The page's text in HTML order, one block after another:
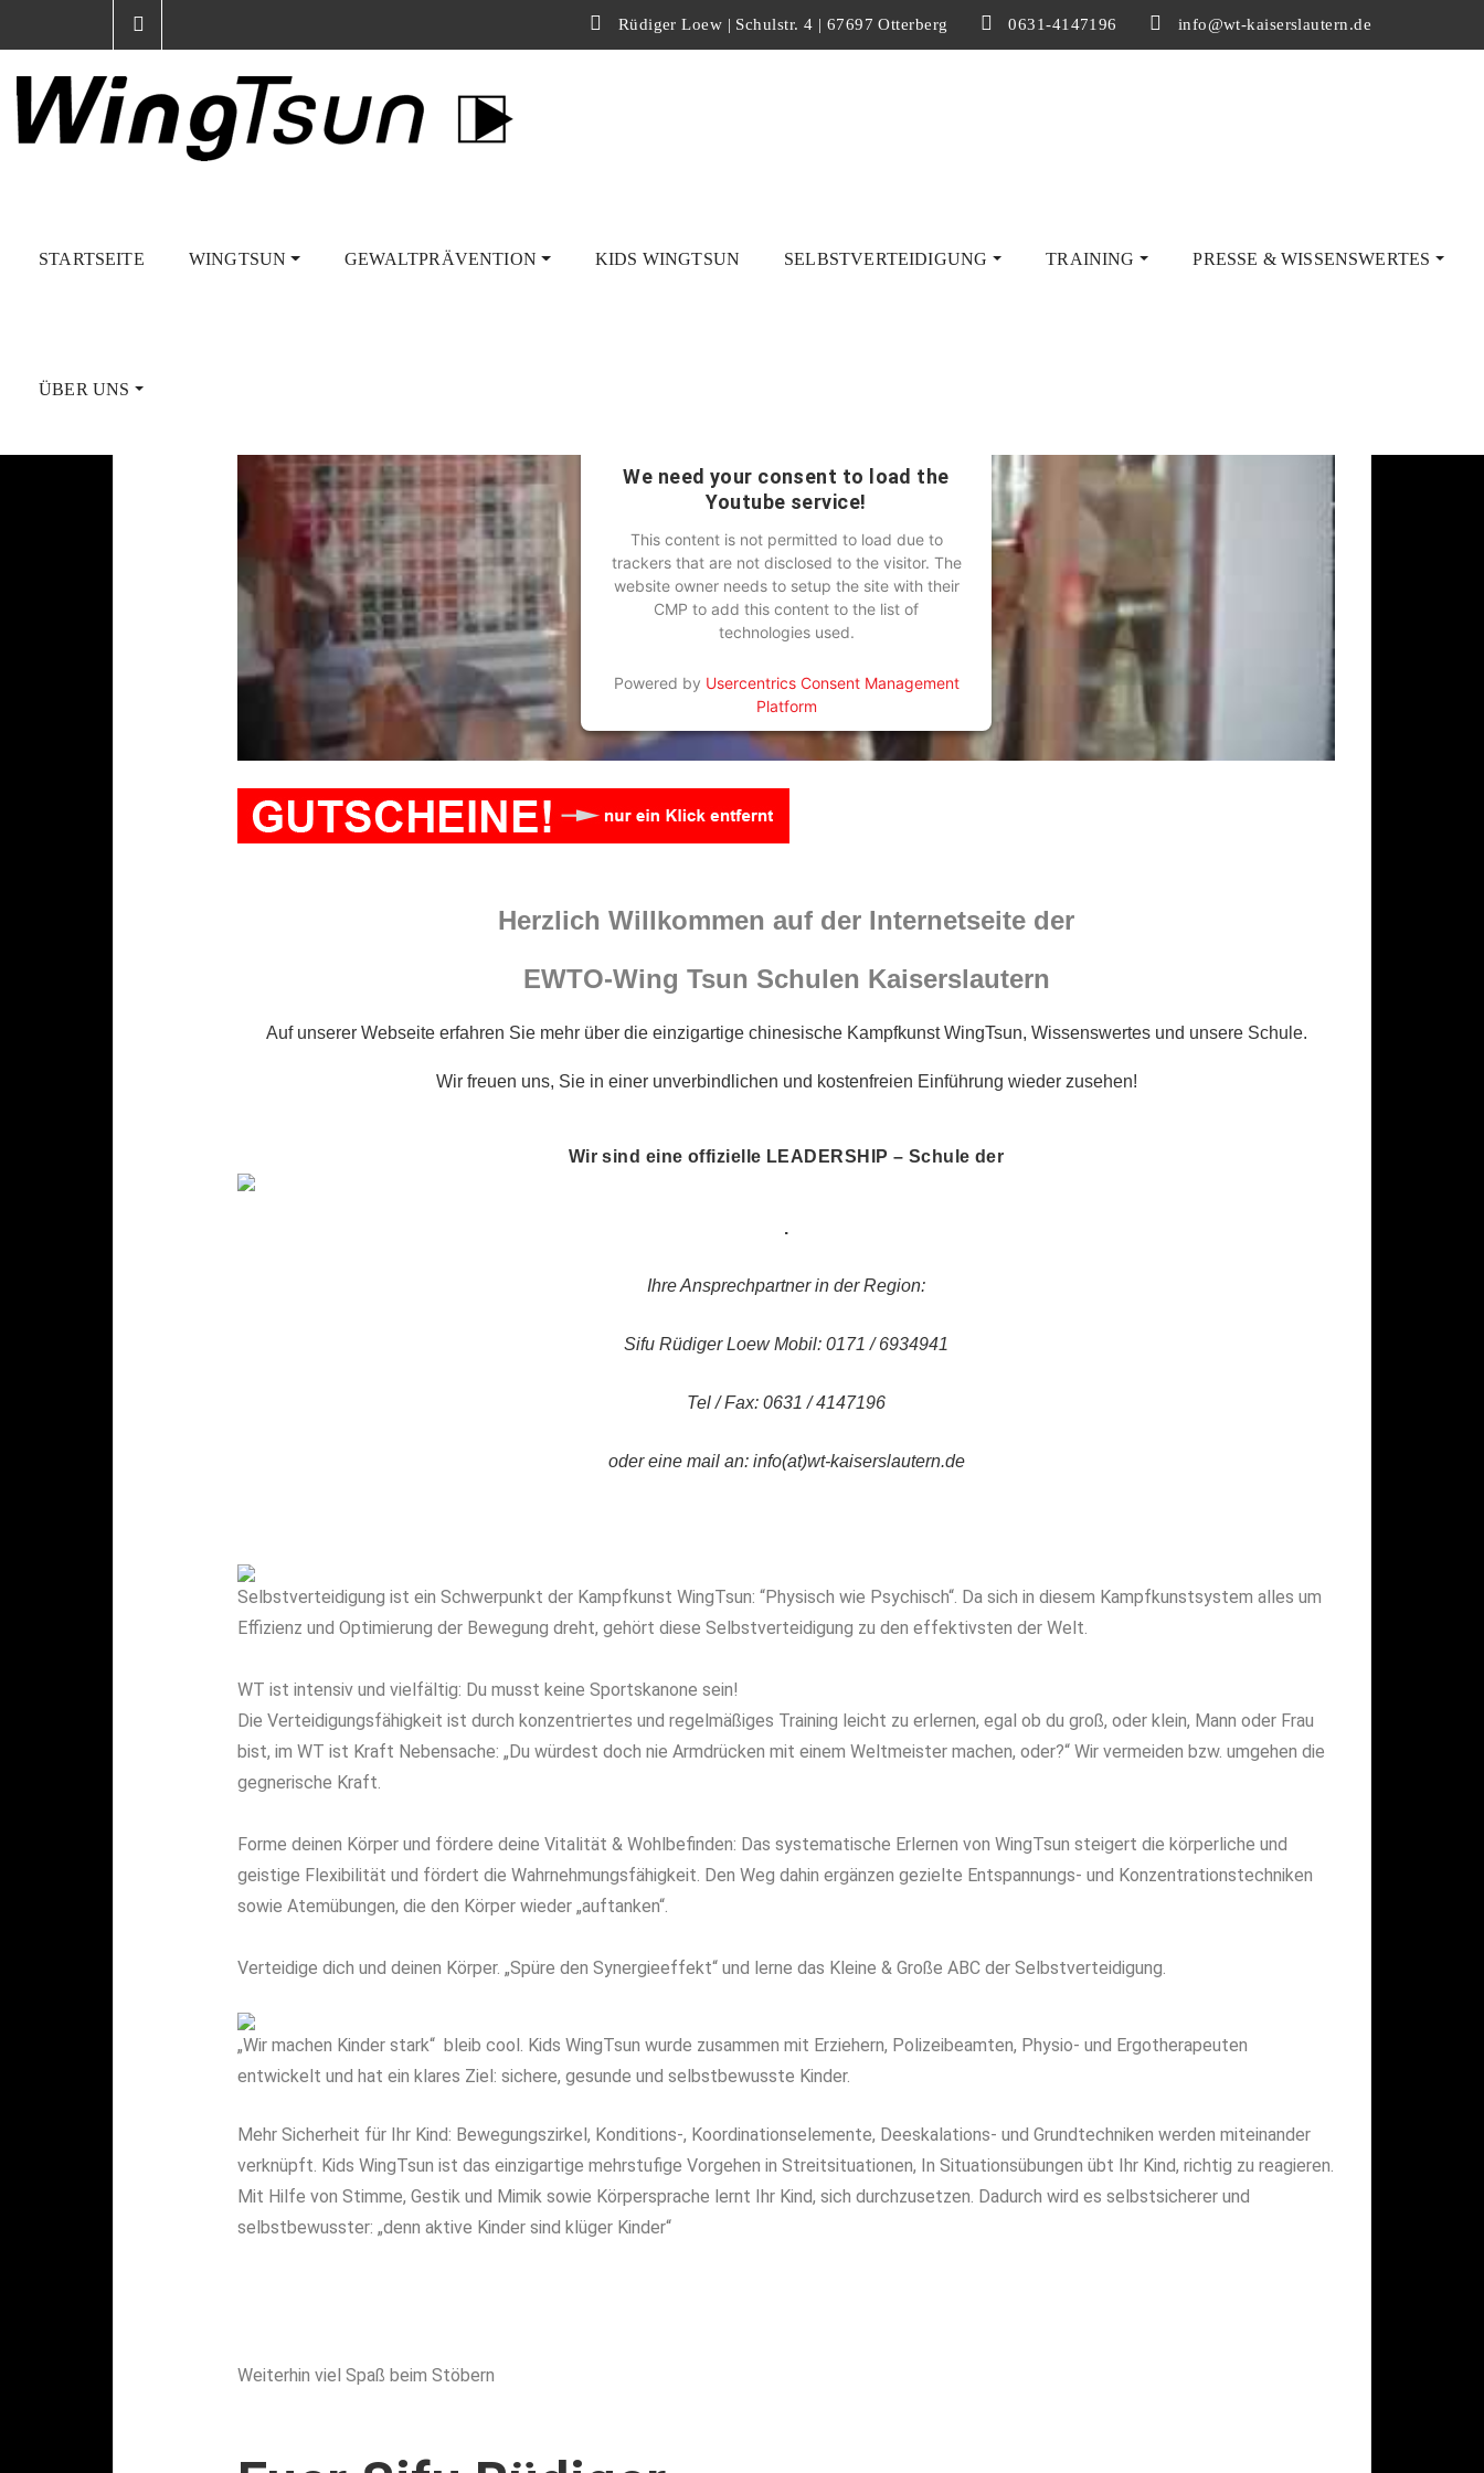
Rüdiger Loew | Schulstr. 4 | 67697 Otterberg 0631-4147196 info@wt-kaiserslautern.de
STARTSEITE WINGTSUN GEWALTPRÄVENTION KIDS WINGTSUN SELBSTVERTEIDIGUNG TRAINING PRESSE & WISSENSWERTES
ÜBER UNS
We need your consent to load the
Youtube service!
This content is not permitted to load due to
trackers that are not disclosed to the visitor. The
website owner needs to setup the site with their
CMP to add this content to the list of
technologies used.
Powered by Usercentrics Consent Management
Platform
Herzlich Willkommen auf der Internetseite der
EWTO-Wing Tsun Schulen Kaiserslautern
Auf unserer Webseite erfahren Sie mehr über die einzigartige chinesische Kampfkunst WingTsun, Wissenswertes und unsere Schule.
Wir freuen uns, Sie in einer unverbindlichen und kostenfreien Einführung wieder zusehen!
Wir sind eine offizielle LEADERSHIP – Schule der
.
Ihre Ansprechpartner in der Region:
Sifu Rüdiger Loew Mobil: 0171 / 6934941
Tel / Fax: 0631 / 4147196
oder eine mail an: info(at)wt-kaiserslautern.de
Selbstverteidigung ist ein Schwerpunkt der Kampfkunst WingTsun: “Physisch wie Psychisch“. Da sich in diesem Kampfkunstsystem alles um
Effizienz und Optimierung der Bewegung dreht, gehört diese Selbstverteidigung zu den effektivsten der Welt.
WT ist intensiv und vielfältig: Du musst keine Sportskanone sein!
Die Verteidigungsfähigkeit ist durch konzentriertes und regelmäßiges Training leicht zu erlernen, egal ob du groß, oder klein, Mann oder Frau
bist, im WT ist Kraft Nebensache: „Du würdest doch nie Armdrücken mit einem Weltmeister machen, oder?“ Wir vermeiden bzw. umgehen die
gegnerische Kraft.
Forme deinen Körper und fördere deine Vitalität & Wohlbefinden: Das systematische Erlernen von WingTsun steigert die körperliche und
geistige Flexibilität und fördert die Wahrnehmungsfähigkeit. Den Weg dahin ergänzen gezielte Entspannungs- und Konzentrationstechniken
sowie Atemübungen, die den Körper wieder „auftanken“.
Verteidige dich und deinen Körper. „Spüre den Synergieeffekt“ und lerne das Kleine & Große ABC der Selbstverteidigung.
„Wir machen Kinder stark“ bleib cool. Kids WingTsun wurde zusammen mit Erziehern, Polizeibeamten, Physio- und Ergotherapeuten
entwickelt und hat ein klares Ziel: sichere, gesunde und selbstbewusste Kinder.
Mehr Sicherheit für Ihr Kind: Bewegungszirkel, Konditions-, Koordinationselemente, Deeskalations- und Grundtechniken werden miteinander
verknüpft. Kids WingTsun ist das einzigartige mehrstufige Vorgehen in Streitsituationen, In Situationsübungen übt Ihr Kind, richtig zu reagieren.
Mit Hilfe von Stimme, Gestik und Mimik sowie Körpersprache lernt Ihr Kind, sich durchzusetzen. Dadurch wird es selbstsicherer und
selbstbewusster: „denn aktive Kinder sind klüger Kinder“
Weiterhin viel Spaß beim Stöbern